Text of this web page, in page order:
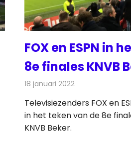
FOX en ESPN in
8e finales KNVB
18 januari 2022
Televisiezenders FOX en
in het teken van de 8e
KNVB Beker.